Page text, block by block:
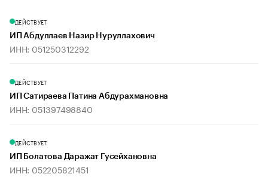
ДЕЙСТВУЕТ
ИП Абдуллаев Назир Нуруллахович
ИНН: 051250312292
ДЕЙСТВУЕТ
ИП Сатираева Патина Абдурахмановна
ИНН: 051397498840
ДЕЙСТВУЕТ
ИП Болатова Даражат Гусейхановна
ИНН: 052205821451